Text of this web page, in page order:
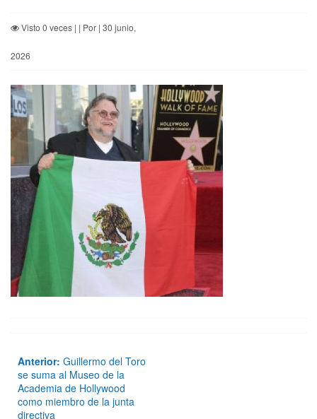
Visto 0 veces | | Por | 30 junio,
2026
Anterior: Guillermo del Toro
se suma al Museo de la
Academia de Hollywood
como miembro de la junta
directiva